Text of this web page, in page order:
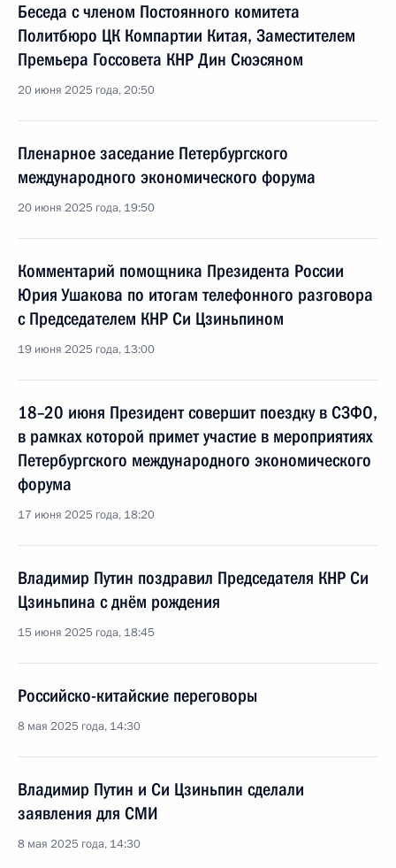
Беседа с членом Постоянного комитета
Политбюро ЦК Компартии Китая, Заместителем
Премьера Госсовета КНР Дин Сюэсяном
20 июня 2025 года, 20:50
Пленарное заседание Петербургского
международного экономического форума
20 июня 2025 года, 19:50
Комментарий помощника Президента России
Юрия Ушакова по итогам телефонного разговора
с Председателем КНР Си Цзиньпином
19 июня 2025 года, 13:00
18–20 июня Президент совершит поездку в СЗФО,
в рамках которой примет участие в мероприятиях
Петербургского международного экономического
форума
17 июня 2025 года, 18:20
Владимир Путин поздравил Председателя КНР Си
Цзиньпина с днём рождения
15 июня 2025 года, 18:45
Российско-китайские переговоры
8 мая 2025 года, 14:30
Владимир Путин и Си Цзиньпин сделали
заявления для СМИ
8 мая 2025 года, 14:30